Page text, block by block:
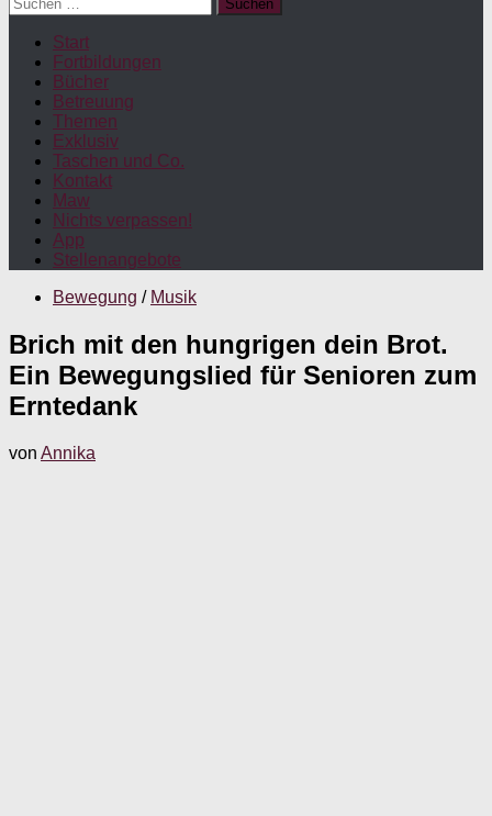
nach:
Start
Fortbildungen
Bücher
Betreuung
Themen
Exklusiv
Taschen und Co.
Kontakt
Maw
Nichts verpassen!
App
Stellenangebote
Bewegung / Musik
Brich mit den hungrigen dein Brot.
Ein Bewegungslied für Senioren zum
Erntedank
von Annika